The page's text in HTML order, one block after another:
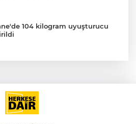
104 kilogram uyuşturucu
ihracat hacmi yükseliyor